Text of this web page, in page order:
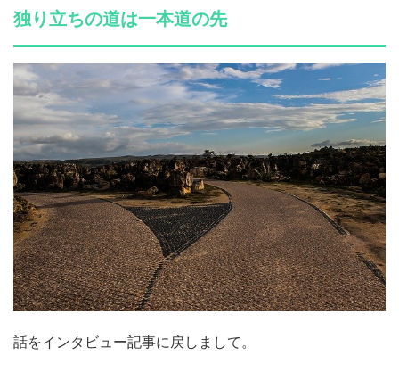
独り立ちの道は一本道の先
話をインタビュー記事に戻しまして。